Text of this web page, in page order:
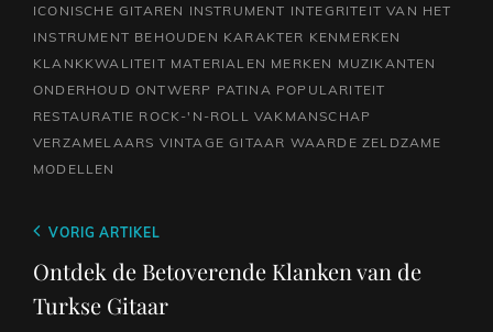
ICONISCHE GITAREN INSTRUMENT INTEGRITEIT VAN HET
INSTRUMENT BEHOUDEN KARAKTER KENMERKEN
KLANKKWALITEIT MATERIALEN MERKEN MUZIKANTEN
ONDERHOUD ONTWERP PATINA POPULARITEIT
RESTAURATIE ROCK-'N-ROLL
VAKMANSCHAP
VERZAMELAARS VINTAGE GITAAR WAARDE ZELDZAME
MODELLEN
Berichtnavigatie
Vorig
bericht
VORIG ARTIKEL
Ontdek de Betoverende Klanken van de
Turkse Gitaar